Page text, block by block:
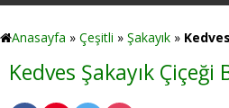
Anasayfa » Çeşitli » Şakayık »
Kedves Şakayık Çiçeği